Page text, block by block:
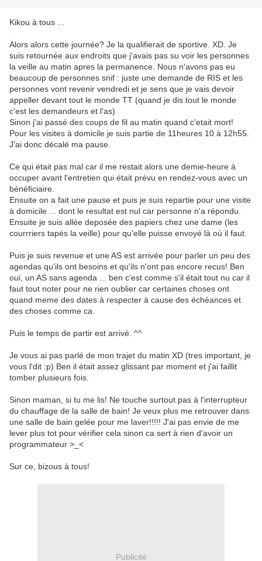
Kikou à tous ...
Alors alors cette journée? Je la qualifierait de sportive. XD. Je
suis retournée aux endroits que j'avais pas su voir les personnes
la veille au matin apres la permanence. Nous n'avons pas eu
beaucoup de personnes snif : juste une demande de RIS et les
personnes vont revenir vendredi et je sens que je vais devoir
appeller devant tout le monde TT (quand je dis tout le monde
c'est les demandeurs et l'as)
Sinon j'ai passé des coups de fil au matin quand c'etait mort!
Pour les visites à domicile je suis partie de 11heures 10 à 12h55.
J'ai donc décalé ma pause.
Ce qui était pas mal car il me restait alors une demie-heure à
occuper avant l'entretien qui était prévu en rendez-vous avec un
bénéficiaire.
Ensuite on a fait une pause et puis je suis repartie pour une visite
à domicile ... dont le resultat est nul car personne n'a répondu.
Ensuite je suis allée deposée des papiers chez une dame (les
courrriers tapés la veille) pour qu'elle puisse envoyé là où il faut.
Puis je suis revenue et une AS est arrivée pour parler un peu des
agendas qu'ils ont besoins et qu'ils n'ont pas encore recus! Ben
oui, un AS sans agenda ... ben c'est comme s'il était tout nu car il
faut tout noter pour ne rien oublier car certaines choses ont
quand meme des dates à respecter à cause des échéances et
des choses comme ca.
Puis le temps de partir est arrivé. ^^
Je vous ai pas parlé de mon trajet du matin XD (tres important, je
vous l'dit :p) Ben il était assez glissant par moment et j'ai faillit
tomber plusieurs fois.
Sinon maman, si tu me lis! Ne touche surtout pas à l'interrupteur
du chauffage de la salle de bain! Je veux plus me retrouver dans
une salle de bain gelée pour me laver!!!!! J'ai pas envie de me
lever plus tot pour vérifier cela sinon ca sert à rien d'avoir un
programmateur >_<
Sur ce, bizous à tous!
Publicité